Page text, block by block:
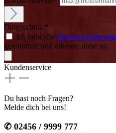
Datenschutz *
Ich habe die
genommen und erkenne diese an.
Kundenservice
Du hast noch Fragen?
Melde dich bei uns!
✆ 02456 / 9999 777